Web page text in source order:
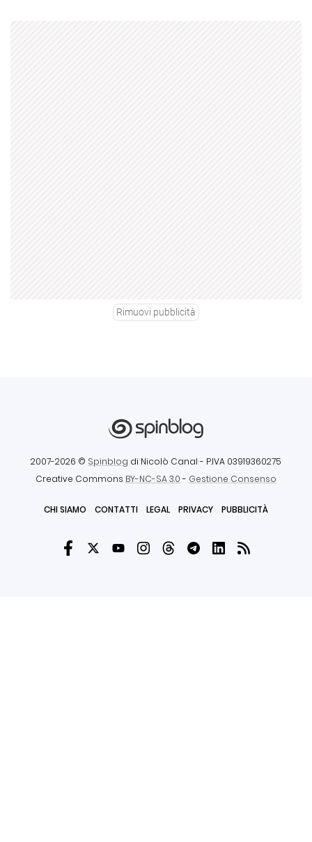
Rimuovi pubblicità
2007-2026 © Spinblog di Nicolò Canal - P.IVA 03919360275
Creative Commons BY-NC-SA 3.0- Gestione Consenso
CHI SIAMO CONTATTI LEGAL PRIVACY PUBBLICITÀ